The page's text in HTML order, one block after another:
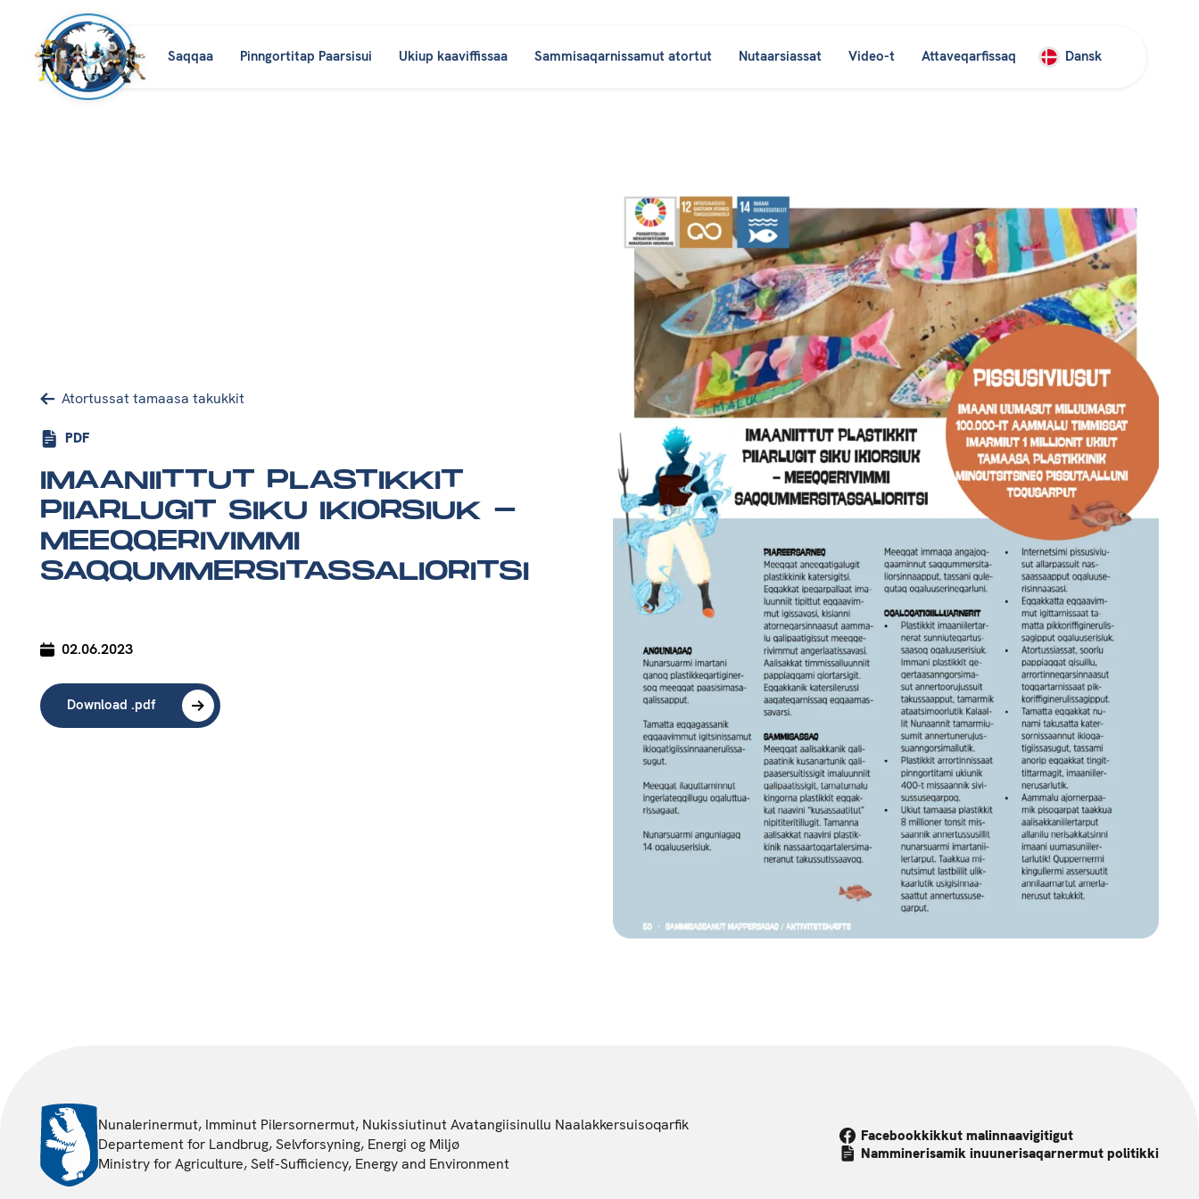
Saqqaa Pinngortitap Paarsisui Ukiup kaaviffissaa Sammisaqarnissamut atortut Nutaarsiassat Video-t Attaveqarfissaq Dansk
Atortussat tamaasa takukkit
PDF
IMAANIITTUT PLASTIKKIT
PIIARLUGIT SIKU IKIORSIUK -
MEEQQERIVIMMI
SAQQUMMERSITASSALIORITSI
02.06.2023
Download .pdf
Nunalerinermut, Imminut Pilersornermut, Nukissiutinut Avatangiisinullu Naalakkersuisoqarfik
Departement for Landbrug, Selvforsyning, Energi og Miljø
Ministry for Agriculture, Self-Sufficiency, Energy and Environment
Facebookkikkut malinnaavigitigut
Namminerisamik inuunerisaqarnermut politikki